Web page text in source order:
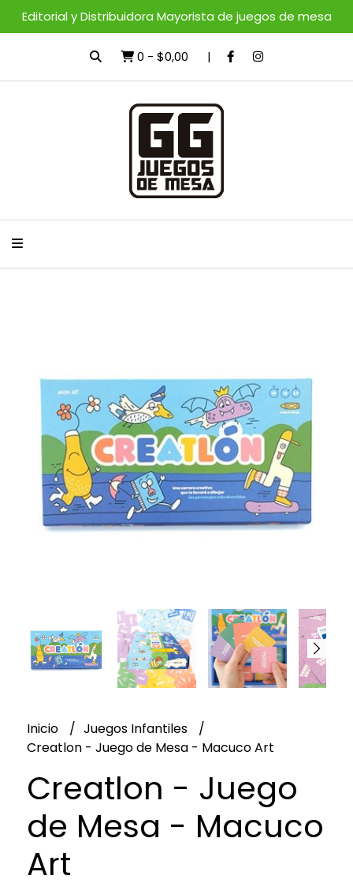
Editorial y Distribuidora Mayorista de juegos de mesa
0 - $0,00
Inicio
Juegos Infantiles
Creatlon - Juego de Mesa - Macuco Art
Creatlon - Juego
de Mesa - Macuco
Art